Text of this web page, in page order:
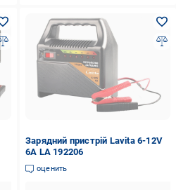
Зарядний пристрій Lavita 6-12V
6А LA 192206
оценить